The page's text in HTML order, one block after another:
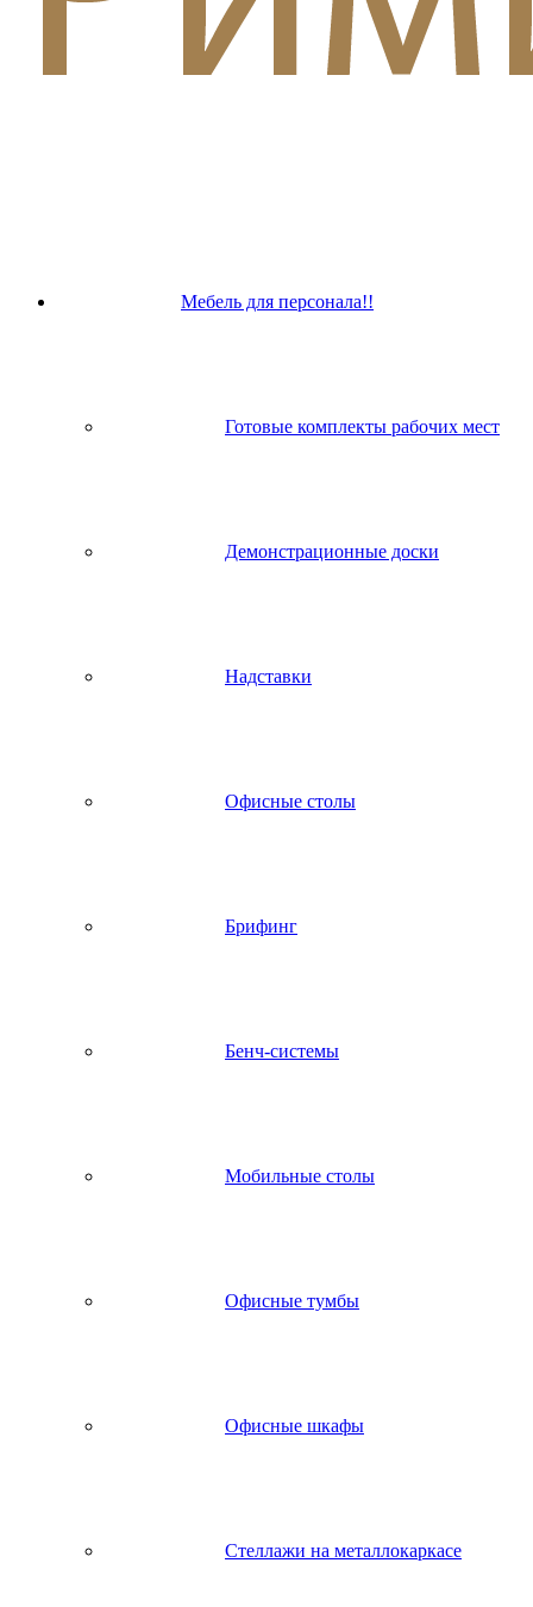
Мебель для персонала!!
Готовые комплекты рабочих мест
Демонстрационные доски
Надставки
Офисные столы
Брифинг
Бенч-системы
Мобильные столы
Офисные тумбы
Офисные шкафы
Стеллажи на металлокаркасе